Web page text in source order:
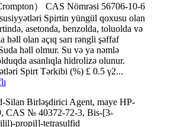
） CAS Nömrəsi 56706-10-6
Spirtin yüngül qoxusu olan
asetonda, benzolda, toluolda və
həll olan açıq sarı rəngli şəffaf
həll olmur. Su və ya nəmlə
asanlıqla hidrolizə olunur.
Spirt Tərkibi (%) £ 0.5 γ2...